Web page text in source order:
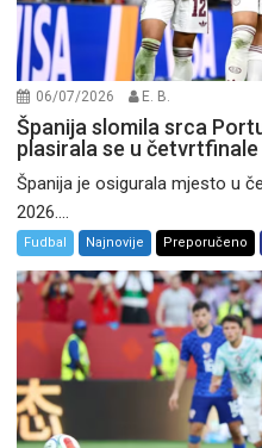
06/07/2026 E. B.
Španija slomila srca
plasirala se u četvrtfinale
Španija je osigurala mjesto u
2026....
Fudbal Najnovije Preporučeno